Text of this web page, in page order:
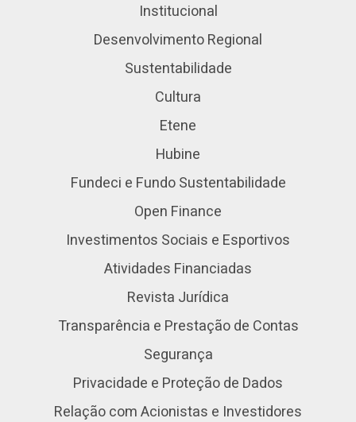
Institucional
Desenvolvimento Regional
Sustentabilidade
Cultura
Etene
Hubine
Fundeci e Fundo Sustentabilidade
Open Finance
Investimentos Sociais e Esportivos
Atividades Financiadas
Revista Jurídica
Transparência e Prestação de Contas
Segurança
Privacidade e Proteção de Dados
Relação com Acionistas e Investidores